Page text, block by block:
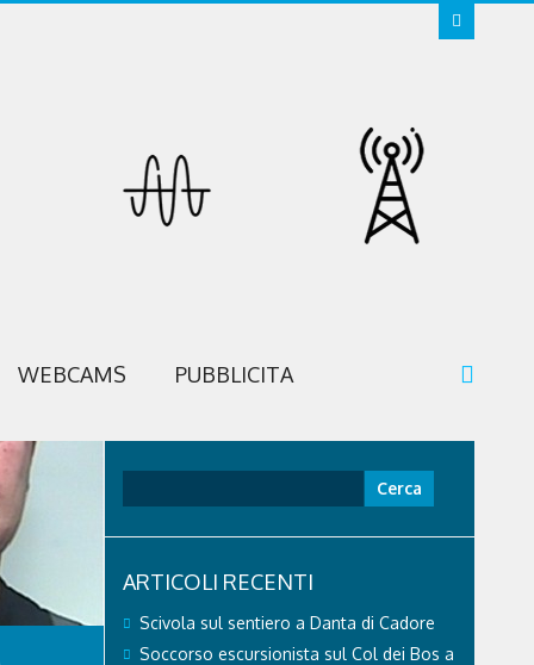
WEBCAMS PUBBLICITA
ARTICOLI RECENTI
Scivola sul sentiero a Danta di Cadore
Soccorso escursionista sul Col dei Bos a